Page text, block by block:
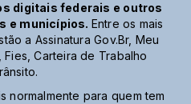
digitais federais e outros
e municípios. Entre os mais
a Assinatura Gov.Br, Meu
Fies, Carteira de Trabalho
normalmente para quem tem